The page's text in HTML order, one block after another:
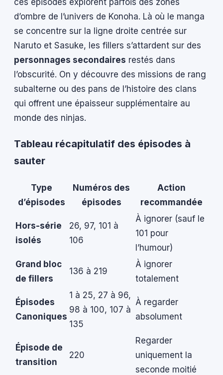
d’ombre de l’univers de Konoha. Là où le manga
se concentre sur la ligne droite centrée sur
Naruto et Sasuke, les fillers s’attardent sur des
personnages secondaires restés dans
l’obscurité. On y découvre des missions de rang
subalterne ou des pans de l’histoire des clans
qui offrent une épaisseur supplémentaire au
monde des ninjas.
Tableau récapitulatif des épisodes à
sauter
Type
d’épisodes
Numéros des
épisodes
Action
recommandée
Hors-série
isolés
26, 97, 101 à
106
À ignorer (sauf le
101 pour
l’humour)
Grand bloc
de fillers
136 à 219
À ignorer
totalement
Épisodes
Canoniques
1 à 25, 27 à 96,
98 à 100, 107 à
135
À regarder
absolument
Épisode de
transition
220
Regarder
uniquement la
seconde moitié